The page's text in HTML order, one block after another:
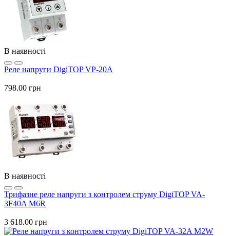
В наявності
Реле напруги DigiTOP VP-20A
798.00 грн
В наявності
Трифазне реле напруги з контролем струму DigiTOP VA-
3F40A M6R
3 618.00 грн